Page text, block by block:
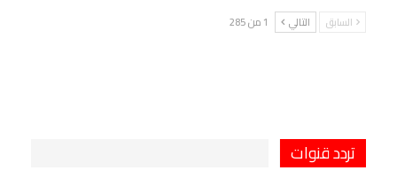
السابق التالي 1 من 285
تردد قنوات